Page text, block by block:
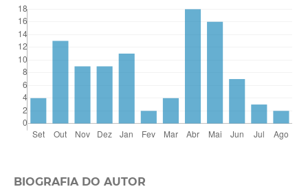
BIOGRAFIA DO AUTOR